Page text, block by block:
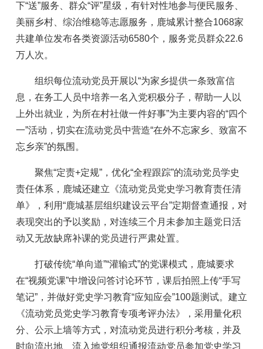
下“送”服务、群众“评”星级，有针对性地参与便民服务、
美丽乡村、综治维稳等志愿服务，鹿城累计整合1068家
共建单位发布各类资源活动6580个，服务党员群众22.6
万人次。
组织每位流动党员开展以“为家乡提供一条致富信
息，在务工人员中培养一名入党积极分子，帮助一人以
上外出就业，为所在村社做一件好事”为主要内容的“四个
一”活动，切实在流动党员中营造“在外不忘家乡、致富不
忘乡亲”的氛围。
聚焦“定责+定规”，优化“全程跟踪”的流动党员学史
责任体系，鹿城还建立《流动党员党史学习教育责任清
单》，利用“鹿城基层组织建设云平台”定期督查通报，对
表现突出的予以奖励，对连续三个月未参加主题党日活
动又无故缺席补课的党员进行严肃处置。
打破传统“单向道”“灌输式”的党课模式，鹿城要求
在“视频党课”中增设问答讨论环节，课后拍照上传“手写
笔记”，并做好党史学习教育“应知应会”100题测试。建立
《流动党员党史学习教育专项考评办法》，采用量化积
分、公示上墙等方式，对流动党员进行积分考核，并及
时向流出地、流入地党组织通报流动党员参加党史学习